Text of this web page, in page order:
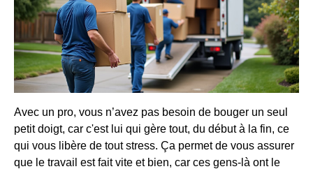
Avec un pro, vous n’avez pas besoin de bouger un seul
petit doigt, car c'est lui qui gère tout, du début à la fin, ce
qui vous libère de tout stress. Ça permet de vous assurer
que le travail est fait vite et bien, car ces gens-là ont le